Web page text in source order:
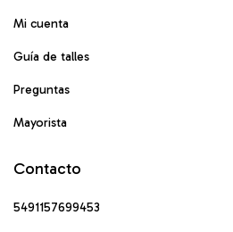
Mi cuenta
Guía de talles
Preguntas
Mayorista
Contacto
5491157699453